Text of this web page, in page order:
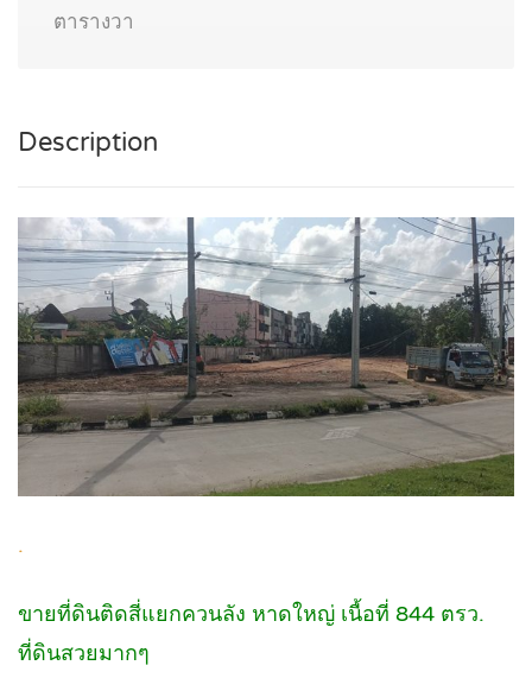
ตารางวา
Description
.
ขายที่ดินติดสี่แยกควนลัง หาดใหญ่ เนื้อที่ 844 ตรว.
ที่ดินสวยมากๆ